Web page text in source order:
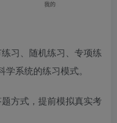
习、随机练习、专项练
系统的练习模式。
方式，提前模拟真实考